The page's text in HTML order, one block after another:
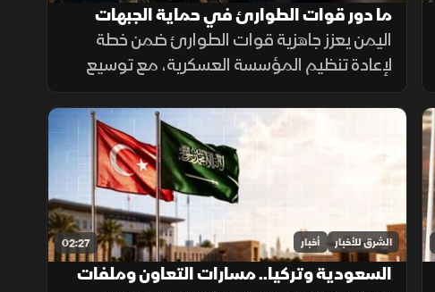
ما دور قوات الطوارئ في حماية الجبهات
اليمنية؟
اليمن يعزز جاهزية قوات الطوارئ ضمن خطة
لإعادة تنظيم المؤسسة العسكرية، مع توسيع
انتشارها في الجبهات الحدودية والمحافظات
الشرقية لتنفيذ مهام التدخل السريع وحماية
المنشآت وخطوط الإمداد.
02:27 الشرق للأخبار أخبار
السعودية وتركيا.. مسارات التعاون وملفات